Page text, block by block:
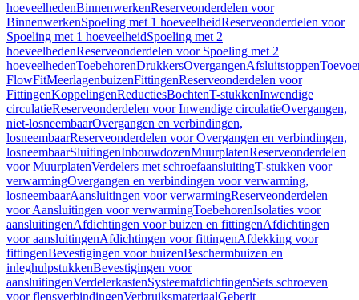
hoeveelhedenBinnenwerkenReserveonderdelen voor
BinnenwerkenSpoeling met 1 hoeveelheidReserveonderdelen voor
Spoeling met 1 hoeveelheidSpoeling met 2
hoeveelhedenReserveonderdelen voor Spoeling met 2
hoeveelhedenToebehorenDrukkersOvergangenAfsluitstoppen
FlowFitMeerlagenbuizenFittingenReserveonderdelen voor
FittingenKoppelingenReductiesBochtenT-stukkenInwendige
circulatieReserveonderdelen voor Inwendige circulatieOvergangen,
niet-losneembaarOvergangen en verbindingen,
losneembaarReserveonderdelen voor Overgangen en verbindingen,
losneembaarSluitingenInbouwdozenMuurplatenReserveonderdelen
voor MuurplatenVerdelers met schroefaansluitingT-stukken voor
verwarmingOvergangen en verbindingen voor verwarming,
losneembaarAansluitingen voor verwarmingReserveonderdelen
voor Aansluitingen voor verwarmingToebehorenIsolaties voor
aansluitingenAfdichtingen voor buizen en fittingenAfdichtingen
voor aansluitingenAfdichtingen voor fittingenAfdekking voor
fittingenBevestigingen voor buizenBeschermbuizen en
inleghulpstukkenBevestigingen voor
aansluitingenVerdelerkastenSysteemafdichtingenSets schroeven
voor flensverbindingenVerbruiksmateriaalGeberit